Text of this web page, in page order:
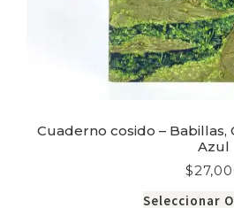
Cuaderno cosido – Babillas,
Azul
$
Seleccionar